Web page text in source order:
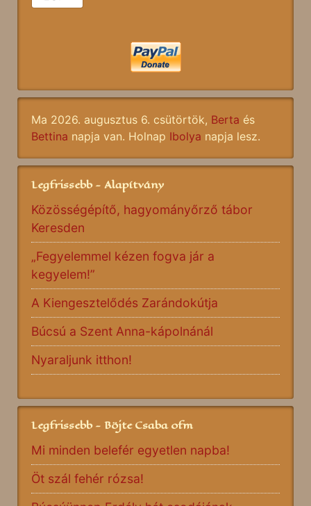
Ma 2026. augusztus 6. csütörtök, Berta és
Bettina napja van. Holnap Ibolya napja lesz.
Legfrissebb - Alapítvány
Közösségépítő, hagyományőrző tábor
Keresden
„Fegyelemmel kézen fogva jár a
kegyelem!”
A Kiengesztelődés Zarándokútja
Búcsú a Szent Anna-kápolnánál
Nyaraljunk itthon!
Legfrissebb - Böjte Csaba ofm
Mi minden belefér egyetlen napba!
Öt szál fehér rózsa!